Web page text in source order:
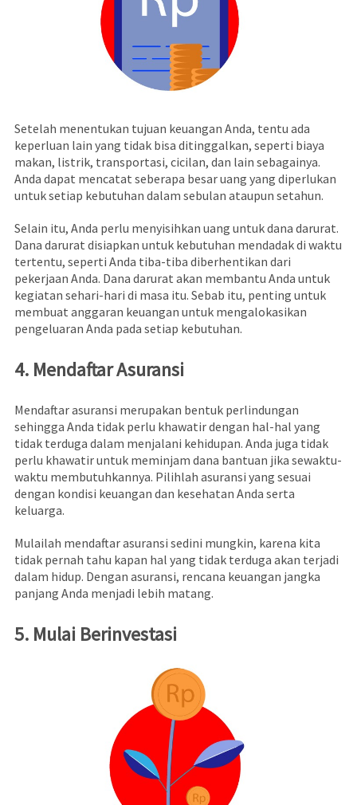
Setelah menentukan tujuan keuangan Anda, tentu ada
keperluan lain yang tidak bisa ditinggalkan, seperti biaya
makan, listrik, transportasi, cicilan, dan lain sebagainya.
Anda dapat mencatat seberapa besar uang yang diperlukan
untuk setiap kebutuhan dalam sebulan ataupun setahun.
Selain itu, Anda perlu menyisihkan uang untuk dana darurat.
Dana darurat disiapkan untuk kebutuhan mendadak di waktu
tertentu, seperti Anda tiba-tiba diberhentikan dari
pekerjaan Anda. Dana darurat akan membantu Anda untuk
kegiatan sehari-hari di masa itu. Sebab itu, penting untuk
membuat anggaran keuangan untuk mengalokasikan
pengeluaran Anda pada setiap kebutuhan.
4. Mendaftar Asuransi
Mendaftar asuransi merupakan bentuk perlindungan
sehingga Anda tidak perlu khawatir dengan hal-hal yang
tidak terduga dalam menjalani kehidupan. Anda juga tidak
perlu khawatir untuk meminjam dana bantuan jika sewaktu-
waktu membutuhkannya. Pilihlah asuransi yang sesuai
dengan kondisi keuangan dan kesehatan Anda serta
keluarga.
Mulailah mendaftar asuransi sedini mungkin, karena kita
tidak pernah tahu kapan hal yang tidak terduga akan terjadi
dalam hidup. Dengan asuransi, rencana keuangan jangka
panjang Anda menjadi lebih matang.
5. Mulai Berinvestasi